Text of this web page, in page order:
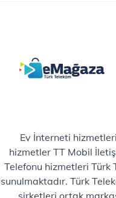
Ev İnterneti
hizmetler TT Mobil
Telefonu hizmetleri Türk
sunulmaktadır. Türk
şirketleri ortak